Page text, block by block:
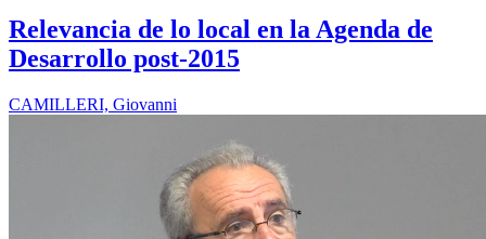
Relevancia de lo local en la Agenda de
Desarrollo post-2015
CAMILLERI, Giovanni